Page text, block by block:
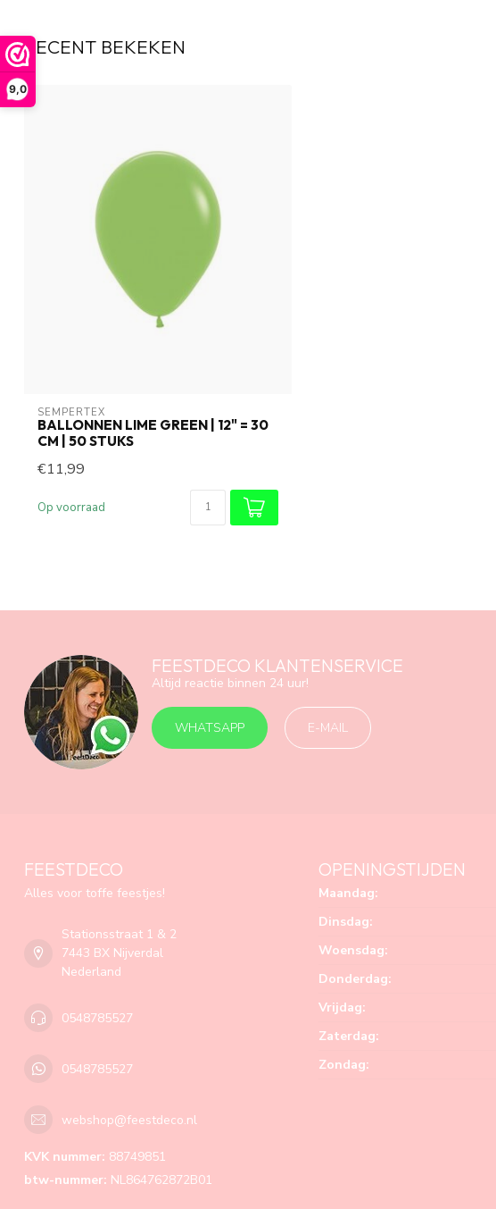
9,0
RECENT BEKEKEN
SEMPERTEX
BALLONNEN LIME GREEN | 12" = 30
CM | 50 STUKS
€11,99
Op voorraad
FEESTDECO KLANTENSERVICE
Altijd reactie binnen 24 uur!
WHATSAPP E-MAIL
FEESTDECO
Alles voor toffe feestjes!
Stationsstraat 1 & 2
7443 BX Nijverdal
Nederland
0548785527
0548785527
webshop@feestdeco.nl
KVK nummer: 88749851
btw-nummer: NL864762872B01
OPENINGSTIJDEN
Maandag:
Dinsdag:
Woensdag:
Donderdag:
Vrijdag:
Zaterdag:
Zondag: